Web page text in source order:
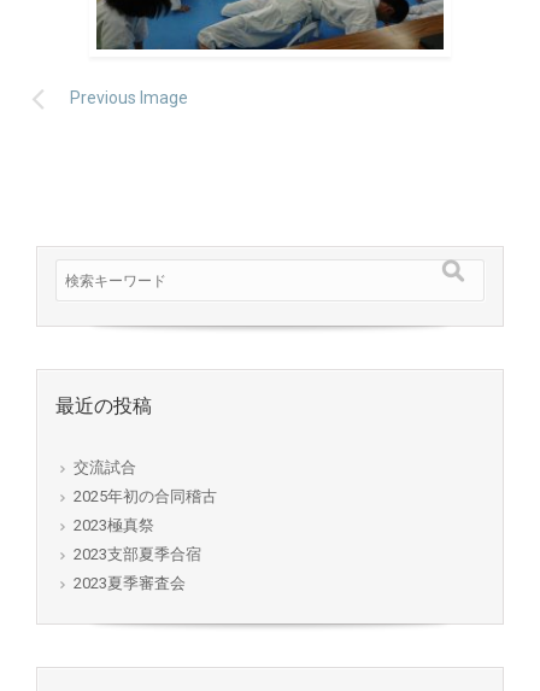
Previous Image
最近の投稿
交流試合
2025年初の合同稽古
2023極真祭
2023支部夏季合宿
2023夏季審査会